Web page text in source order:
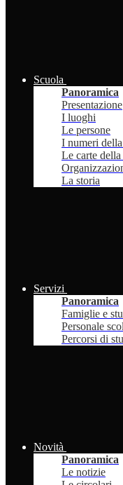
Scuola
Panoramica
Presentazione
I luoghi
Le persone
I numeri
Le carte della
La storia
Servizi
Panoramica
Famiglie e
Personale
Percorsi di
Novità
Panoramica
Le notizie